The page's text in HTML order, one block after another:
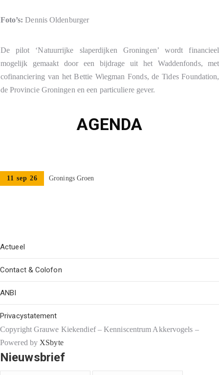
Foto’s: Dennis Oldenburger
De pilot ‘Natuurrijke slaperdijken Groningen’ wordt financieel
mogelijk gemaakt door een bijdrage uit het Waddenfonds, met
cofinanciering van het Bettie Wiegman Fonds, de Tides Foundation,
de Provincie Groningen en een particuliere gever.
AGENDA
11 sep 26 Gronings Groen
Actueel
Contact & Colofon
ANBI
Privacystatement
Copyright Grauwe Kiekendief – Kenniscentrum Akkervogels –
Powered by XSbyte
Nieuwsbrief